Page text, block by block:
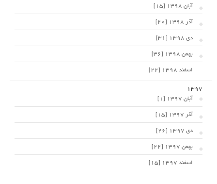
آبان 1398 [15]
آذر 1398 [20]
دی 1398 [31]
بهمن 1398 [36]
اسفند 1398 [22]
1397
آبان 1397 [1]
آذر 1397 [15]
دی 1397 [26]
بهمن 1397 [22]
اسفند 1397 [15]